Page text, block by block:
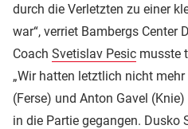
durch die Verletzten zu einer
war“, verriet Bambergs Center
Coach Svetislav Pesic musste
„Wir hatten letztlich nicht
(Ferse) und Anton Gavel
in die Partie gegangen. Dusko